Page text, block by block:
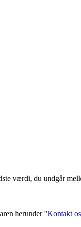
værdi, du undgår
herunder "Kontakt